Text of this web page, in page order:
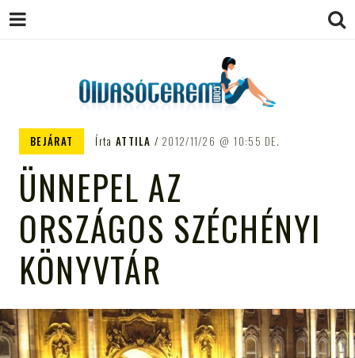
OLVASÓTEREM.COM – AZ
TÁMOGATÓJA
BEJÁRAT Írta ATTILA 2012/11/26 10:55 DE.
ÜNNEPEL AZ
ORSZÁGOS SZÉCHÉNYI
KÖNYVTÁR